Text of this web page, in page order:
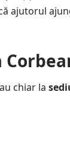
ajutorul
chiar la